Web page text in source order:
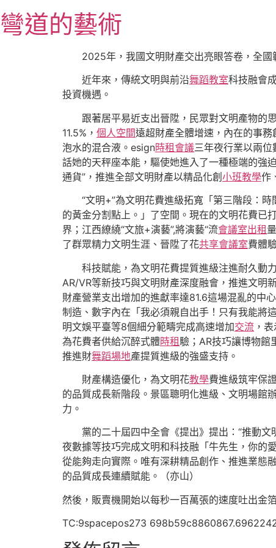
至
主
彎道的藝術
2025年，我國文明財產交出亮眼答卷，全
近年來，傳統文明與前沿舞蹈教室科技融會
投資機遇。
跟著居平易近支出晉陞，民眾對文明產物的
11.5%， 個人空間遠超財產全體增速，內在的事
泡水的混合液。esign時租會議三年夜行業以兩
話她的天秤座本能，驅使她進入了一種極端的強
通貨”，推進全部文明財產以精品化創 小班教學作
“文明+”為文明花費進級拓寬「第三階段：
的黃金分割點上。」了空間。現在的文明花費已
界；江西繚繞“文旅+演藝”,將演藝“流會議室出租
了群眾精力文明生涯、晉陞了花共享會議室費體
科技賦能，為文明花費提質進級注進耐久動
AR/VR等新技巧與文明財產深度融會，推進文明
財產營業支出增加的進獻率達81.6這場混亂的中
制造、數字內在「我必須親自出手！只有我能將
明文娛平臺等8個細分範疇完成高速增加交流 ，
為花費者供給沉醉式體時租驗；AR技巧讓博物館
推進財舞蹈場地產提質進級的強盛支持。
財產構造優化，為文明花教學費進級筑牢保
的品質成長新階段。景區聰明化進級、文明場館
力。
黨的二十屆四中全會《提出》提出：“推動
夜數據等技巧完成文明和科技融「牛先生，你的
從能夠走向實際。唯有深耕精品創作、推進業態
的品質成長連續賦能。（亦山）
然後，販賣機開始以每秒一百萬張的速度吐出金
TC:9spacepos273